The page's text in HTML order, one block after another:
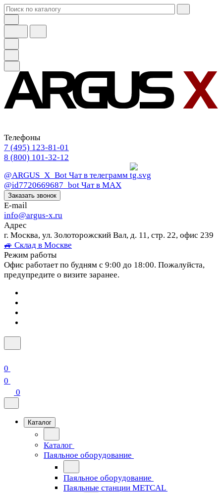
Телефоны
7 (495) 123-81-01
8 (800) 101-32-12
@ARGUS_X_Bot Чат в телеграмм
@id7720669687_bot Чат в МАХ
Заказать звонок
E-mail
info@argus-x.ru
Адрес
г. Москва, ул. Золоторожский Вал, д. 11, стр. 22, офис 239
🚙 Склад в Москве
Режим работы
Офис работает по будням с 9:00 до 18:00. Пожалуйста,
предупредите о визите заранее.
0
0
0
Каталог
Каталог
Паяльное оборудование
Паяльное оборудование
Паяльные станции METCAL